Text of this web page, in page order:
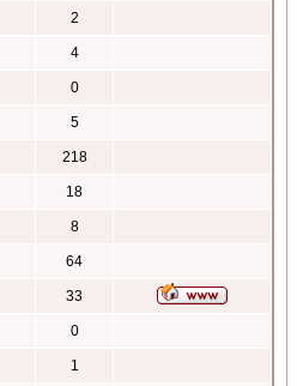
2
4
0
5
218
18
8
64
33
0
1